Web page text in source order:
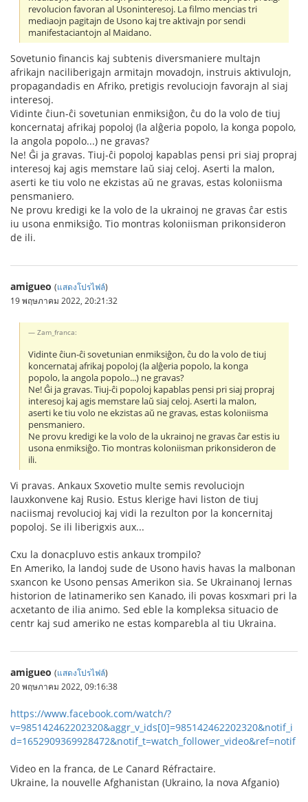
revolucion favoran al Usoninteresoj. La filmo mencias tri
mediaojn pagitajn de Usono kaj tre aktivajn por sendi
manifestaciantojn al Maidano.
Sovetunio financis kaj subtenis diversmaniere multajn
afrikajn naciliberigajn armitajn movadojn, instruis aktivulojn,
propagandadis en Afriko, pretigis revoluciojn favorajn al siaj
interesoj.
Vidinte ĉiun-ĉi sovetunian enmiksiĝon, ĉu do la volo de tiuj
koncernataj afrikaj popoloj (la alĝeria popolo, la konga popolo,
la angola popolo...) ne gravas?
Ne! Ĝi ja gravas. Tiuj-ĉi popoloj kapablas pensi pri siaj propraj
interesoj kaj agis memstare laŭ siaj celoj. Aserti la malon,
aserti ke tiu volo ne ekzistas aŭ ne gravas, estas koloniisma
pensmaniero.
Ne provu kredigi ke la volo de la ukrainoj ne gravas ĉar estis
iu usona enmiksiĝo. Tio montras koloniisman prikonsideron
de ili.
amigueo (แสดงโปรไฟล์)
19 พฤษภาคม 2022, 20:21:32
Zam_franca:
Vidinte ĉiun-ĉi sovetunian enmiksiĝon, ĉu do la volo de tiuj
koncernataj afrikaj popoloj (la alĝeria popolo, la konga
popolo, la angola popolo...) ne gravas?
Ne! Ĝi ja gravas. Tiuj-ĉi popoloj kapablas pensi pri siaj propraj
interesoj kaj agis memstare laŭ siaj celoj. Aserti la malon,
aserti ke tiu volo ne ekzistas aŭ ne gravas, estas koloniisma
pensmaniero.
Ne provu kredigi ke la volo de la ukrainoj ne gravas ĉar estis iu
usona enmiksiĝo. Tio montras koloniisman prikonsideron de
ili.
Vi pravas. Ankaux Sxovetio multe semis revoluciojn
lauxkonvene kaj Rusio. Estus klerige havi liston de tiuj
naciismaj revolucioj kaj vidi la rezulton por la koncernitaj
popoloj. Se ili liberigxis aux...
Cxu la donacpluvo estis ankaux trompilo?
En Ameriko, la landoj sude de Usono havis havas la malbonan
sxancon ke Usono pensas Amerikon sia. Se Ukrainanoj lernas
historion de latinameriko sen Kanado, ili povas kosxmari pri la
acxetanto de ilia animo. Sed eble la kompleksa situacio de
centr kaj sud ameriko ne estas komparebla al tiu Ukraina.
amigueo (แสดงโปรไฟล์)
20 พฤษภาคม 2022, 09:16:38
https://www.facebook.com/watch/?
v=985142462202320&aggr_v_ids[0]=985142462202320&notif_i
d=1652909369928472&notif_t=watch_follower_video&ref=notif
Video en la franca, de Le Canard Réfractaire.
Ukraine, la nouvelle Afghanistan (Ukraino, la nova Afganio)